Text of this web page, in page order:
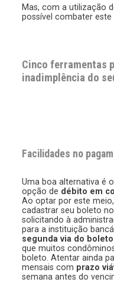
Mas, com a utilização
possível combater este
Cinco ferramentas
inadimplência do
Facilidades no
Uma boa alternativa é
opção de débito em
Ao optar por este
cadastrar seu boleto
solicitando à
para a instituição
segunda via do boleto
que muitos
boleto. Atentar ainda
mensais com prazo
semana antes do